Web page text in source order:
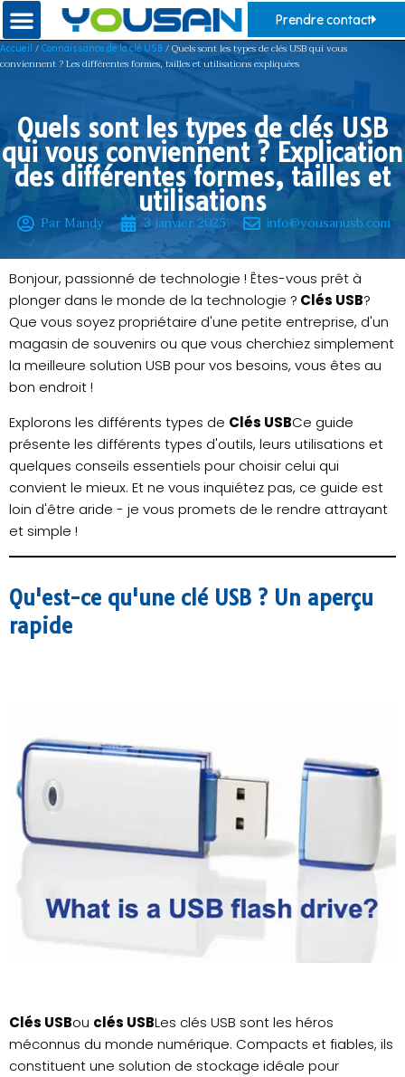
Prendre contact
Accueil / Connaissance de la clé USB / Quels sont les types de clés USB qui vous
conviennent ? Les différentes formes, tailles et utilisations expliquées
Quels sont les types de clés USB
qui vous conviennent ? Explication
des différentes formes, tailles et
utilisations
Par Mandy 3 janvier 2025 info@yousanusb.com
Bonjour, passionné de technologie ! Êtes-vous prêt à
plonger dans le monde de la technologie ? Clés USB?
Que vous soyez propriétaire d'une petite entreprise, d'un
magasin de souvenirs ou que vous cherchiez simplement
la meilleure solution USB pour vos besoins, vous êtes au
bon endroit !
Explorons les différents types de Clés USBCe guide
présente les différents types d'outils, leurs utilisations et
quelques conseils essentiels pour choisir celui qui
convient le mieux. Et ne vous inquiétez pas, ce guide est
loin d'être aride - je vous promets de le rendre attrayant
et simple !
Qu'est-ce qu'une clé USB ? Un aperçu
rapide
Clés USBou clés USBLes clés USB sont les héros
méconnus du monde numérique. Compacts et fiables, ils
constituent une solution de stockage idéale pour